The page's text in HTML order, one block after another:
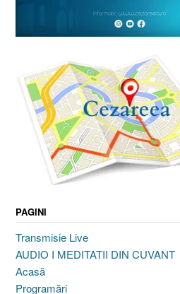
PAGINI
Transmisie Live
AUDIO I MEDITATII DIN CUVANT
Acasă
Programări